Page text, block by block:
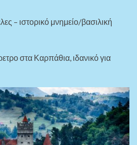
– ιστορικό μνημείο/βασιλική
στα Καρπάθια, ιδανικό για